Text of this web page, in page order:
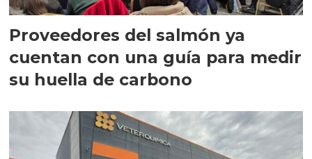
Proveedores del salmón ya
cuentan con una guía para medir
su huella de carbono